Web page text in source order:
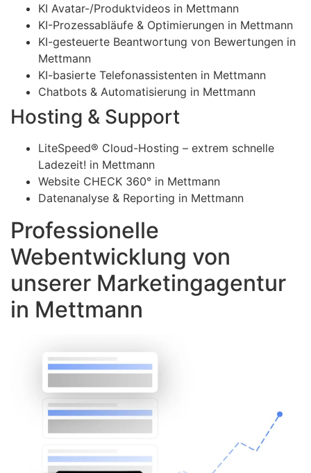
KI Avatar-/Produktvideos in Mettmann
KI-Prozessabläufe & Optimierungen in Mettmann
KI-gesteuerte Beantwortung von Bewertungen in
Mettmann
KI-basierte Telefonassistenten in Mettmann
Chatbots & Automatisierung in Mettmann
Hosting & Support
LiteSpeed® Cloud-Hosting – extrem schnelle
Ladezeit! in Mettmann
Website CHECK 360° in Mettmann
Datenanalyse & Reporting in Mettmann
Professionelle
Webentwicklung von
unserer Marketingagentur
in Mettmann